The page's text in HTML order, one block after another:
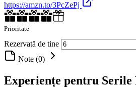
https://amzn.to/3PcZePj
Prioritate
Rezervată de tine
Note (0)
Experiențe pentru Serile